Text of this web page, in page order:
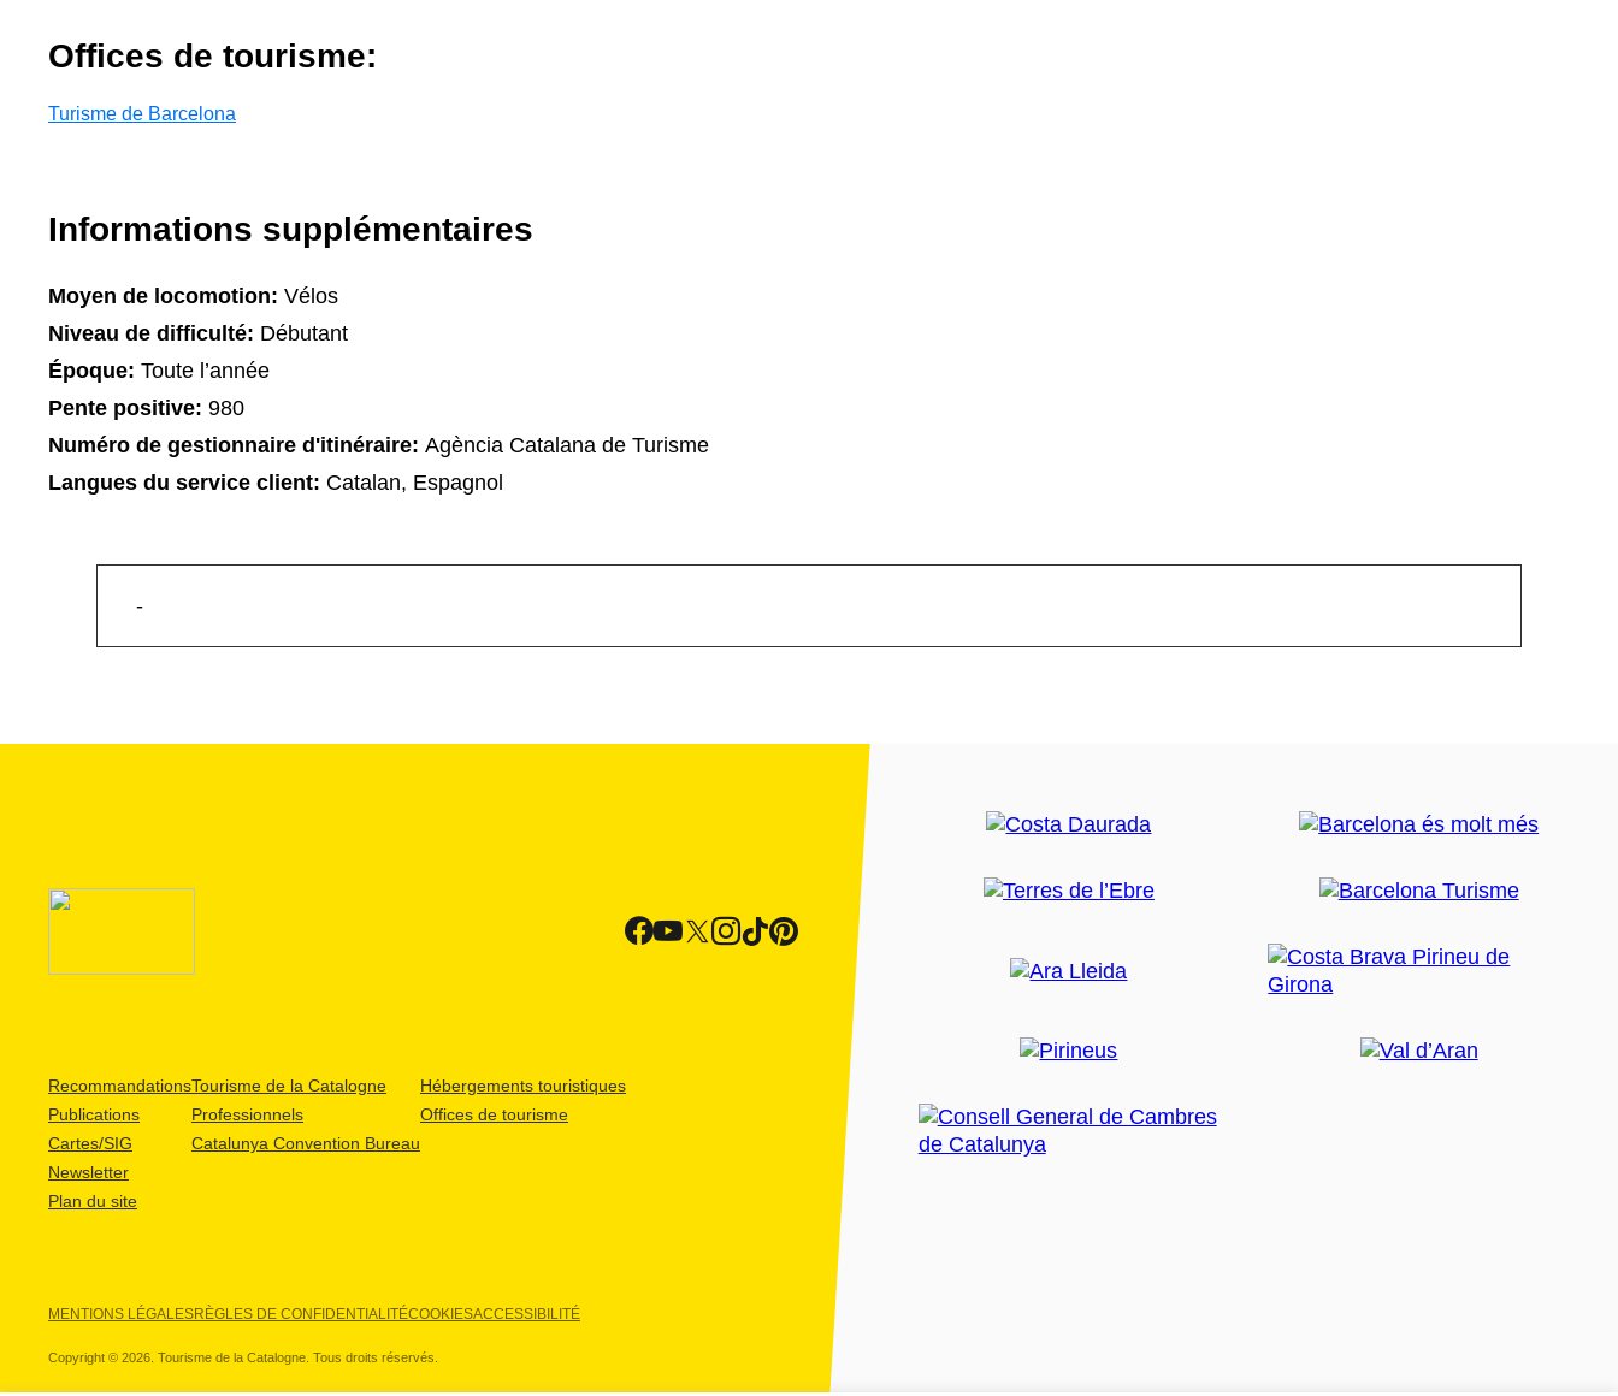
Offices de tourisme:
Turisme de Barcelona
Informations supplémentaires
Moyen de locomotion: Vélos
Niveau de difficulté: Débutant
Époque: Toute l’année
Pente positive: 980
Numéro de gestionnaire d'itinéraire: Agència Catalana de Turisme
Langues du service client: Catalan, Espagnol
-
Recommandations
Publications
Cartes/SIG
Newsletter
Plan du site
Tourisme de la Catalogne
Professionnels
Catalunya Convention Bureau
Hébergements touristiques
Offices de tourisme
MENTIONS LÉGALESRÈGLES DE CONFIDENTIALITÉCOOKIESACCESSIBILITÉ
Copyright © 2026. Tourisme de la Catalogne. Tous droits réservés.